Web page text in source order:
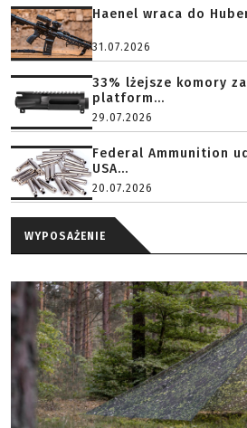
Haenel wraca do
31.07.2026
33% lżejsze komory
platform...
29.07.2026
Federal Ammunition
USA...
20.07.2026
WYPOSAŻENIE